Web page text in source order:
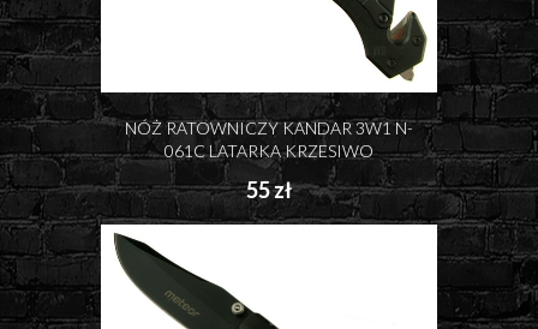
NÓŻ RATOWNICZY KANDAR 3W1 N-
061C LATARKA KRZESIWO
55 zł